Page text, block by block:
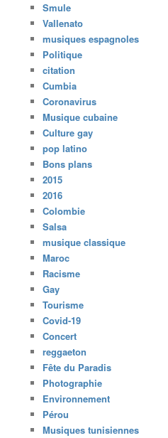
Smule
Vallenato
musiques espagnoles
Politique
citation
Cumbia
Coronavirus
Musique cubaine
Culture gay
pop latino
Bons plans
2015
2016
Colombie
Salsa
musique classique
Maroc
Racisme
Gay
Tourisme
Covid-19
Concert
reggaeton
Fête du Paradis
Photographie
Environnement
Pérou
Musiques tunisiennes